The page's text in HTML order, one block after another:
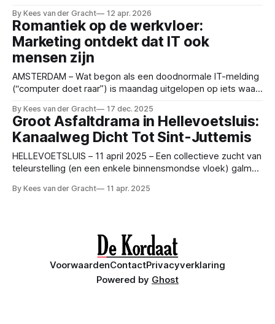
op het eiland toch langzaam aantrekkelijk te worden.
Verschillende partijen zouden voorzichtig erkennen dat
dagelijks met 14.000 auto’s aansluiten richting Rotterdam
misschien niet voor iedereen
By Kees van der Gracht 12 apr. 2026
Romantiek op de werkvloer:
Marketing ontdekt dat IT ook
mensen zijn
AMSTERDAM – Wat begon als een doodnormale IT-melding
(“computer doet raar”) is maandag uitgelopen op iets waar
marketingafdeling – waar woorden als branding, synergie
en even sparren vaker voorkomen dan werkende printers –
liep een “lijpe mooie vrouw” vast met haar computer. Het
apparaat weigerde
By Kees van der Gracht 17 dec. 2025
Groot Asfaltdrama in Hellevoetsluis:
Kanaalweg Dicht Tot Sint-Juttemis
HELLEVOETSLUIS – 11 april 2025 – Een collectieve zucht van
teleurstelling (en een enkele binnensmondse vloek) galmde
veelbesproken heropening van de Kanaalweg niet
By Kees van der Gracht 11 apr. 2025
VoorwaardenContactPrivacyverklaring
Powered by Ghost